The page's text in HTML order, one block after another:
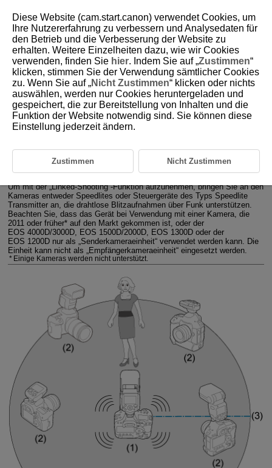
D393-043
„Linked-Shooting“
Wenn Sie eine EOS-Digitalkamera verwenden, die 2012 oder später auf
den Markt gekommen ist (mit Ausnahme derEOS 4000D/3000D,
EOS 1500D/2000D,EOS 1300Dund der
Aufnahmen mit „Linked Shooting“ unterstützt. Bei dieser Funktion löst
Auslöser der Empfängerkameras aus. Sie können das „Linked-Shooting“
mit insgesamt bis zu 16 Sender- und Empfängerkameras durchführen.
Um mit der „Linked-Shooting“-Funktion aufzunehmen, bringen Sie an den
Kameras entweder Speedlites oder Steuergeräte des Typs Speedlite
Transmitter an, die drahtlose Blitzaufnahmen über Funk unterstützen.
Beachten Sie, dass das Gerät bei Verwendung mit einer Kamera, die
2011 oder früher* auf den Markt gekommen ist, oder der
EOS 4000D/3000D, EOS 1500D/2000D, EOS 1300Doder der
EOS 1200Dnur als „Senderkameraeinheit“ verwendet werden kann. Die
Einheit kann nicht als „Empfängerkameraeinheit“ eingesetzt werden.
Einige Kameras werden nicht unterstützt.
Diese Website (cam.start.canon) verwendet Cookies, um
Ihre Nutzererfahrung zu verbessern und Analysedaten für
den Betrieb und die Verbesserung der Website zu
erhalten. Weitere Einzelheiten dazu, wie wir Cookies
verwenden, finden Sie hier. Indem Sie auf „Zustimmen“
klicken, stimmen Sie der Verwendung sämtlicher Cookies
zu. Wenn Sie auf „Nicht Zustimmen“ klicken oder nichts
auswählen, werden nur Cookies heruntergeladen und
gespeichert, die zur Bereitstellung von Inhalten und die
Funktion der Website notwendig sind. Sie können diese
Einstellung jederzeit ändern.
Zustimmen Nicht Zustimmen